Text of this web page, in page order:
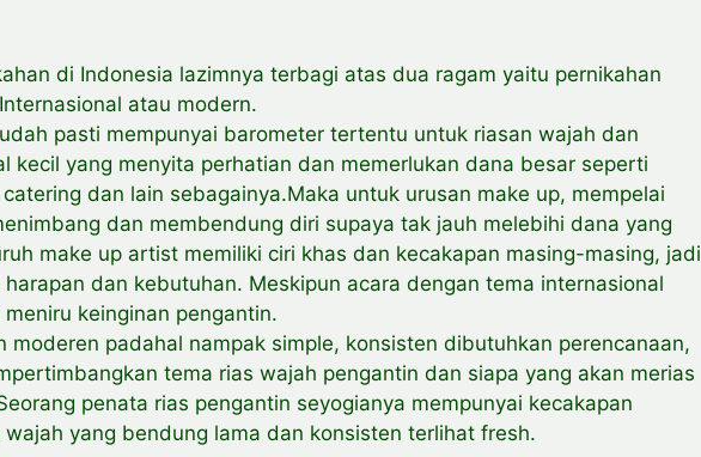
di Indonesia lazimnya terbagi atas dua ragam yaitu pernikahan
atau modern.
pasti mempunyai barometer tertentu untuk riasan wajah dan
kecil yang menyita perhatian dan memerlukan dana besar seperti
dan lain sebagainya.Maka untuk urusan make up, mempelai
dan membendung diri supaya tak jauh melebihi dana yang
make up artist memiliki ciri khas dan kecakapan masing-masing, jadi
dan kebutuhan. Meskipun acara dengan tema internasional
keinginan pengantin.
moderen padahal nampak simple, konsisten dibutuhkan perencanaan,
tema rias wajah pengantin dan siapa yang akan merias
penata rias pengantin seyogianya mempunyai kecakapan
yang bendung lama dan konsisten terlihat fresh.